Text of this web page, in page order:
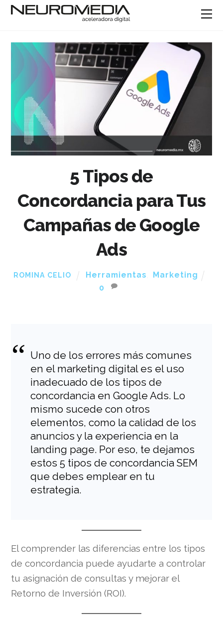
5 Tipos de
Concordancia para Tus
Campañas de Google
Ads
ROMINA CELIO Herramientas
Marketing
0
Uno de los errores más comunes
en el marketing digital es el uso
inadecuado de los tipos de
concordancia en Google Ads. Lo
mismo sucede con otros
elementos, como la calidad de los
anuncios y la experiencia en la
landing page. Por eso, te dejamos
estos 5 tipos de concordancia SEM
que debes emplear en tu
estrategia.
El comprender las diferencias entre los tipos
de concordancia puede ayudarte a controlar
tu asignación de consultas y mejorar el
Retorno de Inversión (ROI).